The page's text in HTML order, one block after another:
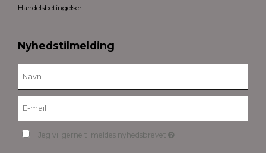
Handelsbetingelser
Nyhedstilmelding
Jeg vil gerne tilmeldes nyhedsbrevet